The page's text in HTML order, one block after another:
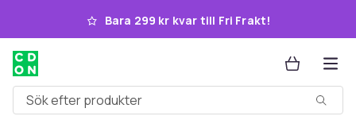
Hoppa till huvudinnehållet
Bara 299 kr kvar till Fri Frakt!
Sök efter produkter